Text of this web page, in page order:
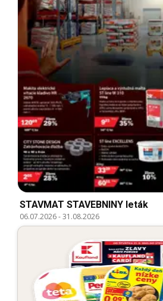
STAVMAT STAVEBNINY leták
06.07.2026-31.08.2026